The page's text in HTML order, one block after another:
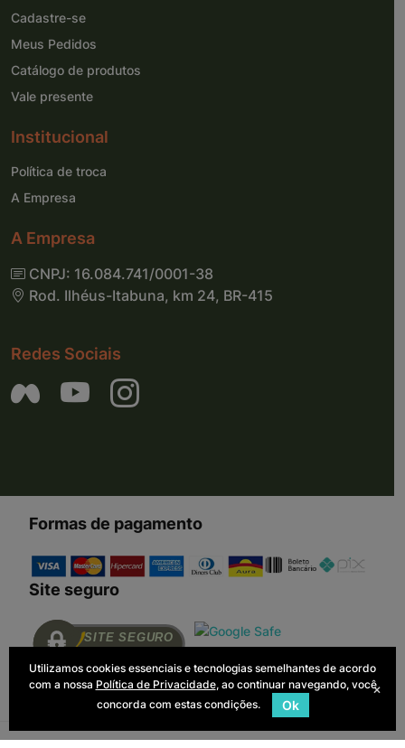
Cadastre-se
Meus Pedidos
Catálogo de produtos
Vale presente
Institucional
Política de troca
A Empresa
A Empresa
CNPJ: 16.084.741/0001-38
Rod. Ilhéus-Itabuna, km 24, BR-415
Redes Sociais
Formas de pagamento
Site seguro
SITE SEGURO
Utilizamos cookies essenciais e tecnologias semelhantes de acordo
com a nossa Política de Privacidade, ao continuar navegando, você
concorda com estas condições.
Ok
×